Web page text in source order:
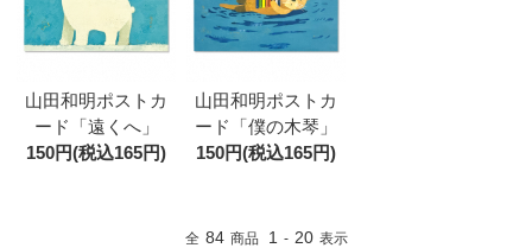
山田和明ポストカ
ード「遠くへ」
150円(税込165円)
山田和明ポストカ
ード「僕の木琴」
150円(税込165円)
全 84 商品 1 - 20 表示